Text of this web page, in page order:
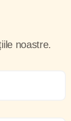
noastre.